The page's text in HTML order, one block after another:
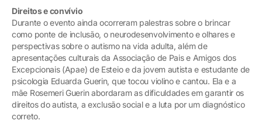
Direitos e convívio
Durante o evento ainda ocorreram palestras sobre o brincar
como ponte de inclusão, o neurodesenvolvimento e olhares e
perspectivas sobre o autismo na vida adulta, além de
apresentações culturais da Associação de Pais e Amigos dos
Excepcionais (Apae) de Esteio e da jovem autista e estudante de
psicologia Eduarda Guerin, que tocou violino e cantou. Ela e a
mãe Rosemeri Guerin abordaram as dificuldades em garantir os
direitos do autista, a exclusão social e a luta por um diagnóstico
correto.